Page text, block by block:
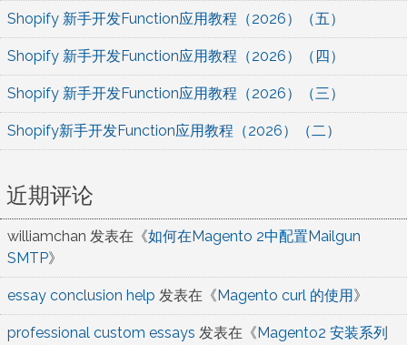
Shopify 新手开发Function应用教程（2026）（五）
Shopify 新手开发Function应用教程（2026）（四）
Shopify 新手开发Function应用教程（2026）（三）
Shopify新手开发Function应用教程（2026）（二）
近期评论
williamchan 发表在《如何在Magento 2中配置Mailgun
SMTP》
essay conclusion help 发表在《 Magento curl 的使用 》
professional custom essays 发表在《 Magento2 安装系列